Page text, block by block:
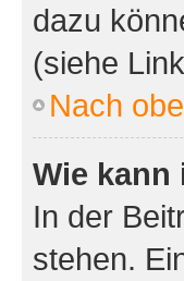
dazu
(siehe
Nach
Wie kann
In der
stehen.